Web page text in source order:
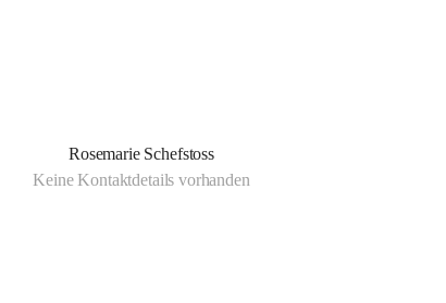
Rosemarie Schefstoss
Keine Kontaktdetails vorhanden